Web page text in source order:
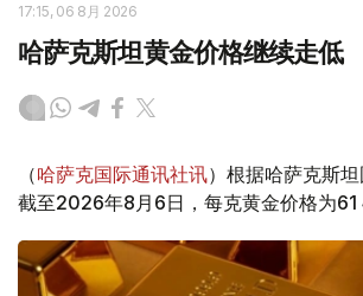
17:15, 06 8月 2026
哈萨克斯坦黄金价格继续走低
（哈萨克国际通讯社讯）根据哈萨克斯
截至2026年8月6日，每克黄金价格为61